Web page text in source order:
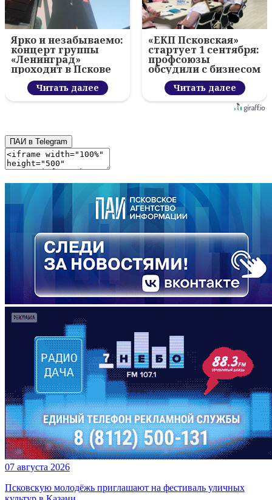
Ярко и незабываемо:
концерт группы
«Ленинград»
проходит в Пскове
Читать далее
«ЕКП Псковская»
стартует 1 сентября:
профсоюзы
обсудили с бизнесом
новый цифровой
проектЧитать далее
ПАИ в Telegram
07 августа 2026
Псковскую молодёжь приглашают на фестиваль уличных